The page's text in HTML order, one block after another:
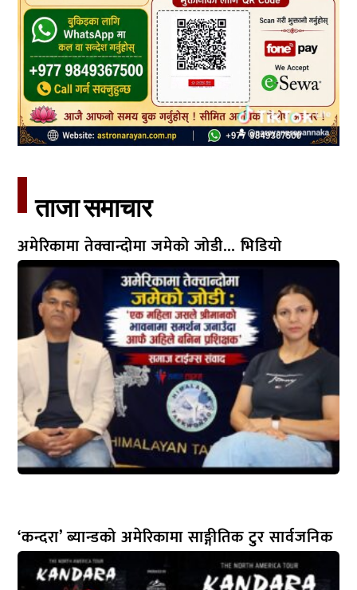
ताजा समाचार​
अमेरिकामा तेक्वान्दोमा जमेको जोडी… भिडियो
‘कन्दरा’ ब्यान्डको अमेरिकामा साङ्गीतिक टुर सार्वजनिक